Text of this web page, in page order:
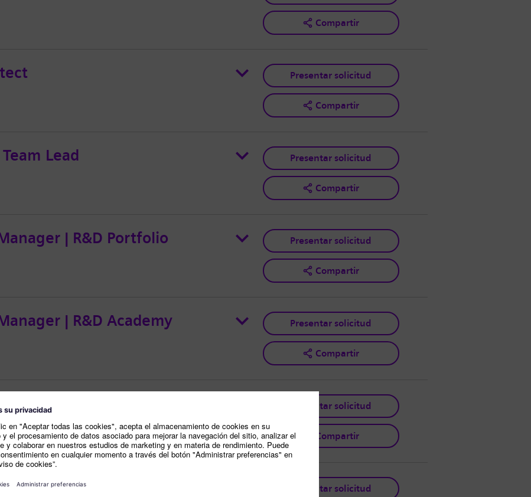
Compartir
Presentar solicitud
Compartir
Lead Presentar solicitud
Compartir
| R&D Portfolio Presentar solicitud
Compartir
| R&D Academy Presentar solicitud
Compartir
Professional Presentar solicitud
Compartir
Engineer Presentar solicitud